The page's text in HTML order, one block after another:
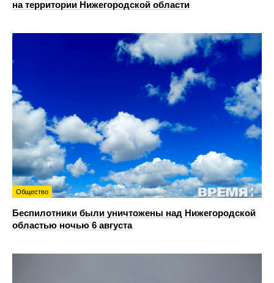
на территории Нижегородской области
Общество
Беспилотники были уничтожены над Нижегородской
областью ночью 6 августа